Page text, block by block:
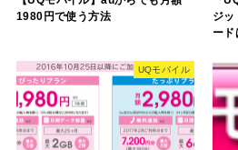
1980円で使う方法
ジッ
ード
UQモバイル